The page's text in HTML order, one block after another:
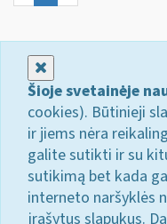
Šioje svetainėje
cookies). Būtinieji
ir jiems nėra
galite sutikti ir su
sutikimą bet kada
interneto naršyklės
įrašytus slapukus.